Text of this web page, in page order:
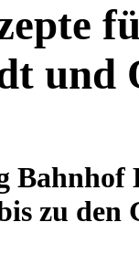
und
Bahnhof
zu den